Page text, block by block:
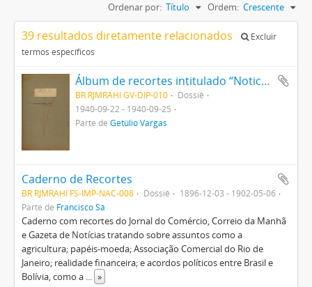
Ordenar por: Título Ordem: Crescente
39 resultados diretamente relacionados
Excluir
termos específicos
Álbum de recortes intitulado “Noticiário sobre Decreto sobre a Lavoura”
BR RJMRAHI GV-DIP-010
Dossiê
1940-09-22 - 1940-09-25
Parte deGetúlio Vargas
Caderno de Recortes
BR RJMRAHI FS-IMP-NAC-008 Dossiê
1896-12-03 - 1902-05-06
Parte de Francisco Sá
Caderno com recortes do Jornal do Comércio, Correio da Manhã
e Gazeta de Notícias tratando sobre assuntos como a
agricultura; papéis-moeda; Associação Comercial do Rio de
Janeiro; realidade financeira; e acordos políticos entre Brasil e
Bolívia, como a ... »